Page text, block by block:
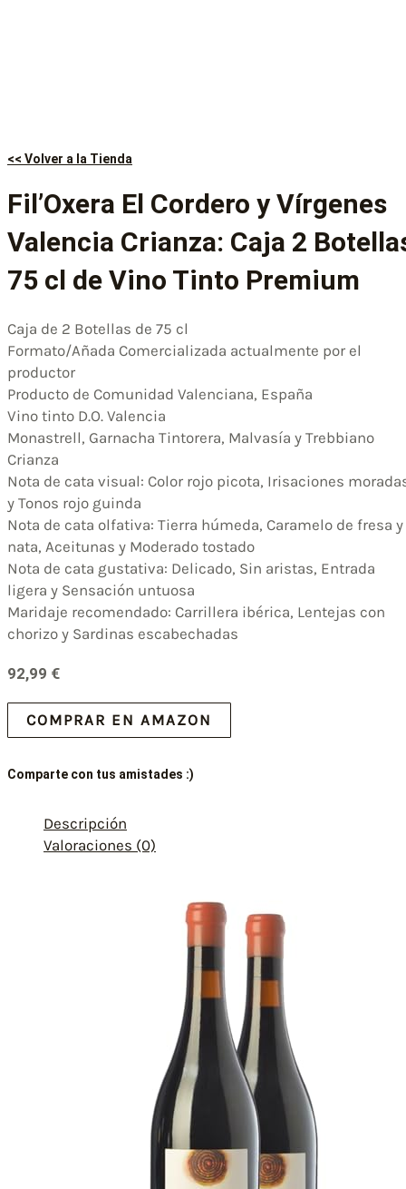
<< Volver a la Tienda
Fil’Oxera El Cordero y Vírgenes
Valencia Crianza: Caja 2
75 cl de Vino Tinto Premium
Caja de 2 Botellas de 75 cl
Formato/Añada Comercializada actualmente por el
productor
Producto de Comunidad Valenciana, España
Vino tinto D.O. Valencia
Monastrell, Garnacha Tintorera, Malvasía y Trebbiano
Crianza
Nota de cata visual: Color rojo picota, Irisaciones
y Tonos rojo guinda
Nota de cata olfativa: Tierra húmeda, Caramelo de fresa y
nata, Aceitunas y Moderado tostado
Nota de cata gustativa: Delicado, Sin aristas, Entrada
ligera y Sensación untuosa
Maridaje recomendado: Carrillera ibérica, Lentejas con
chorizo y Sardinas escabechadas
92,99 €
COMPRAR EN AMAZON
Comparte con tus amistades :)
Descripción
Valoraciones (0)